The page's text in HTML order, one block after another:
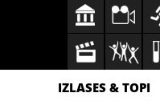
IZLASES & TOPI